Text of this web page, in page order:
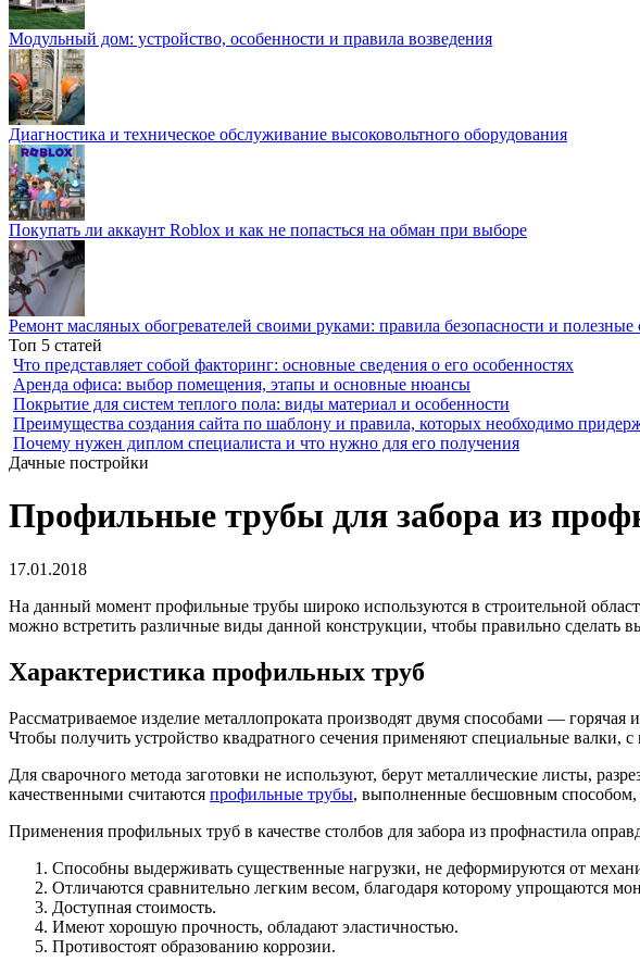
Модульный дом: устройство, особенности и правила возведения
Диагностика и техническое обслуживание высоковольтного оборудования
Покупать ли аккаунт Roblox и как не попасться на обман при выборе
Ремонт масляных обогревателей своими руками: правила безопасности и полезные
Топ 5 статей
Что представляет собой факторинг: основные сведения о его особенностях
Аренда офиса: выбор помещения, этапы и основные нюансы
Покрытие для систем теплого пола: виды материал и особенности
Преимущества создания сайта по шаблону и правила, которых необходимо
Почему нужен диплом специалиста и что нужно для его получения
Дачные постройки
Профильные трубы для забора из
17.01.2018
На данный момент профильные трубы широко используются в строительной
можно встретить различные виды данной конструкции, чтобы правильно сделать
Характеристика профильных труб
Рассматриваемое изделие металлопроката производят двумя способами — горячая
Чтобы получить устройство квадратного сечения применяют специальные валки,
Для сварочного метода заготовки не используют, берут металлические листы,
качественными считаются профильные трубы, выполненные бесшовным
Применения профильных труб в качестве столбов для забора из профнастила
Способны выдерживать существенные нагрузки, не деформируются от
Отличаются сравнительно легким весом, благодаря которому упрощаются
Доступная стоимость.
Имеют хорошую прочность, обладают эластичностью.
Противостоят образованию коррозии.